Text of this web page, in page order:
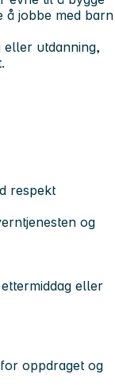
jobbe med barn
utdanning,
respekt
og
eller
oppdraget og